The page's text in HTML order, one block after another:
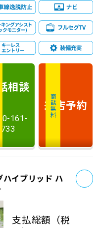
相談
161-
733
商談無料
来店予約
ハイブリッド ハ
支払総額 （税